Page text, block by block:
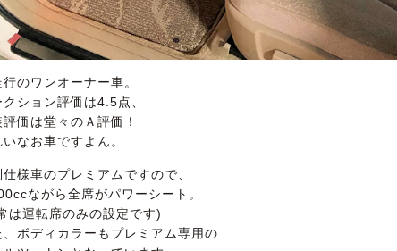
のワンオーナー車。
クション評価は4.5点、
価は堂々のＡ評価！
なお車ですよん。
仕様車のプレミアムですので、
ながら全席がパワーシート。
は運転席のみの設定です)
、ボディカラーもプレミアム専用の